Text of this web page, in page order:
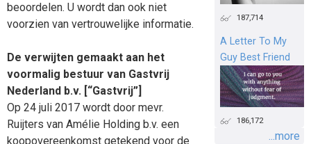
beoordelen. U wordt dan ook niet
voorzien van vertrouwelijke informatie.
De verwijten gemaakt aan het
voormalig bestuur van Gastvrij
Nederland b.v. [“Gastvrij”]
Op 24 juli 2017 wordt door mevr.
Ruijters van Amélie Holding b.v. een
koopovereenkomst getekend voor de
187,714
A Letter To My
Guy Best Friend
186,172
...more